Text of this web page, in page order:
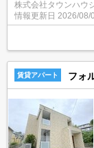
が精一杯お手
株式会社タウンハウ
情報更新日 2026/08/
賃貸アパート フォ